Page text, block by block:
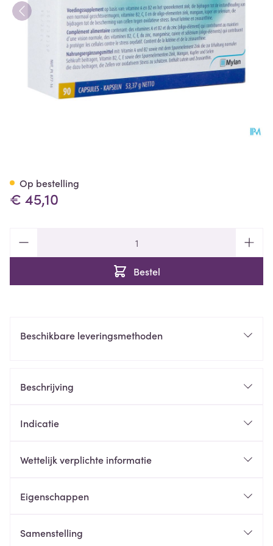
€ 45,10
Bestel
Op bestelling
Beschikbare leveringsmethoden
Beschrijving
Indicatie
Wettelijk verplichte informatie
Eigenschappen
Samenstelling